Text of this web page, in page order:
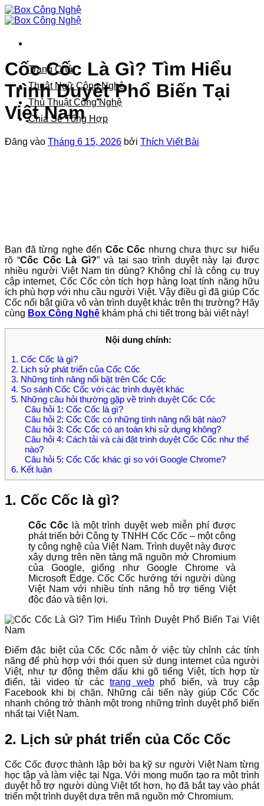
Bỏ
qua
dung
Trang Chủ
Thuật Ngữ Công Nghệ
Thủ Thuật Công Nghệ
Chia Sẻ Tổng Hợp
Cốc Cốc Là Gì? Tìm Hiểu
Trình Duyệt Phổ Biến Tại
Việt Nam
Đăng vào Tháng 6 15, 2026 bởi Thích Viết Bài
Bạn đã từng nghe đến Cốc Cốc nhưng chưa thực sự hiểu
rõ “Cốc Cốc Là Gì?” và tại sao trình duyệt này lại được
nhiều người Việt Nam tin dùng? Không chỉ là công cụ truy
cập internet, Cốc Cốc còn tích hợp hàng loạt tính năng hữu
ích phù hợp với nhu cầu người Việt. Vậy điều gì đã giúp Cốc
Cốc nổi bật giữa vô vàn trình duyệt khác trên thị trường? Hãy
cùng Box Công Nghệ khám phá chi tiết trong bài viết này!
Nội dung chính:
1. Cốc Cốc là gì?
2. Lịch sử phát triển của Cốc Cốc
3. Những tính năng nổi bật trên Cốc Cốc
4. So sánh Cốc Cốc với các trình duyệt khác
5. Những câu hỏi thường gặp về trình duyệt Cốc Cốc
Câu hỏi 1: Cốc Cốc là gì?
Câu hỏi 2: Cốc Cốc có những tính năng nổi bật nào?
Câu hỏi 3: Cốc Cốc có an toàn khi sử dụng không?
Câu hỏi 4: Cách tải và cài đặt trình duyệt Cốc Cốc như thế
nào?
Câu hỏi 5: Cốc Cốc khác gì so với Google Chrome?
6. Kết luận
1. Cốc Cốc là gì?
Cốc Cốc là một trình duyệt web miễn phí được
phát triển bởi Công ty TNHH Cốc Cốc – một công
ty công nghệ của Việt Nam. Trình duyệt này được
xây dựng trên nền tảng mã nguồn mở Chromium
của Google, giống như Google Chrome và
Microsoft Edge. Cốc Cốc hướng tới người dùng
Việt Nam với nhiều tính năng hỗ trợ tiếng Việt
độc đáo và tiện lợi.
Điểm đặc biệt của Cốc Cốc nằm ở việc tùy chỉnh các tính
năng để phù hợp với thói quen sử dụng internet của người
Việt, như tự động thêm dấu khi gõ tiếng Việt, tích hợp từ
điển, tải video từ cáctrang webphổ biến, và truy cập
Facebook khi bị chặn. Những cải tiến này giúp Cốc Cốc
nhanh chóng trở thành một trong những trình duyệt phổ biến
nhất tại Việt Nam.
2. Lịch sử phát triển của Cốc Cốc
Cốc Cốc được thành lập bởi ba kỹ sư người Việt Nam từng
học tập và làm việc tại Nga. Với mong muốn tạo ra một trình
duyệt hỗ trợ người dùng Việt tốt hơn, họ đã bắt tay vào phát
triển một trình duyệt dựa trên mã nguồn mở Chromium.